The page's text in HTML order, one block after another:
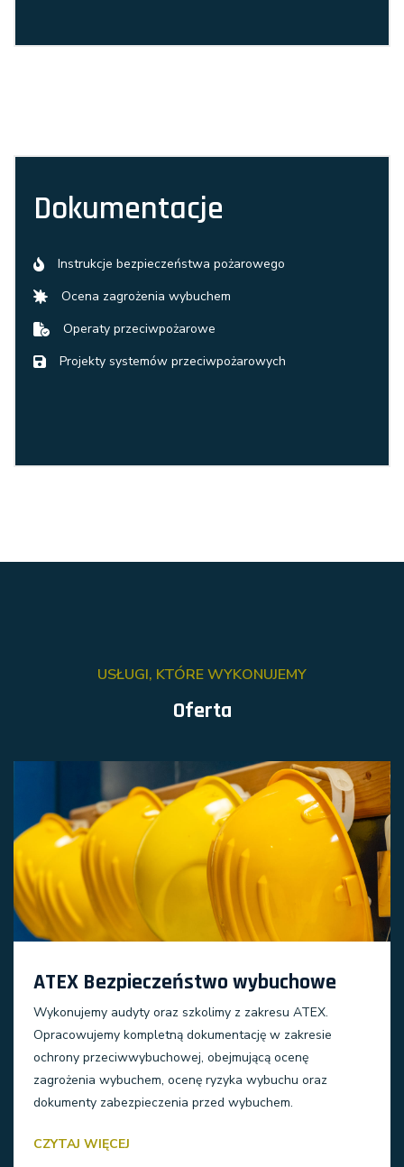
Dokumentacje
Instrukcje bezpieczeństwa pożarowego
Ocena zagrożenia wybuchem
Operaty przeciwpożarowe
Projekty systemów przeciwpożarowych
USŁUGI, KTÓRE WYKONUJEMY
Oferta
ATEX Bezpieczeństwo wybuchowe
Wykonujemy audyty oraz szkolimy z zakresu ATEX.
Opracowujemy kompletną dokumentację w zakresie
ochrony przeciwwybuchowej, obejmującą ocenę
zagrożenia wybuchem, ocenę ryzyka wybuchu oraz
dokumenty zabezpieczenia przed wybuchem.
CZYTAJ WIĘCEJ